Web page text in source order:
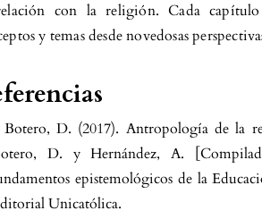
con la religión. Cada
y temas desde novedosas
Botero, D. (2017). Antropología de la
D. y Hernández, A.
epistemológicos de la
Unicatólica.